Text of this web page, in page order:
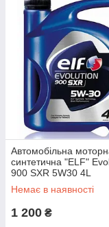
Автомобільна
синтетична "ELF"
900 SXR 5W30 4L
Немає в наявності
1 200 ₴